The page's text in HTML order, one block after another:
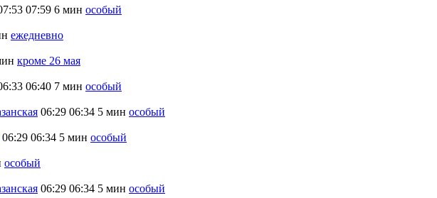
07:59 6 мин особый
ежедневно
кроме 26 мая
06:40 7 мин особый
06:29 06:34 5 мин особый
06:29 06:34 5 мин особый
особый
06:29 06:34 5 мин особый